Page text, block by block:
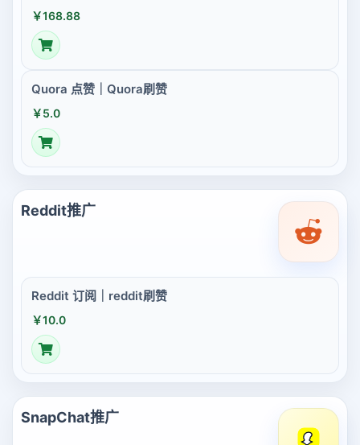
￥168.88
Quora 点赞｜Quora刷赞
￥5.0
Reddit推广
Reddit 订阅｜reddit刷赞
￥10.0
SnapChat推广